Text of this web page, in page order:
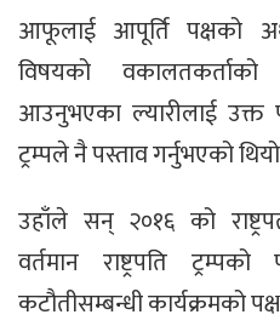
आफूलाई आपूर्ति पक्षको
विषयको
आउनुभएका ल्यारीलाई उक्त
ट्रम्पले नै पस्ताव गर्नुभएको
उहाँले सन् २०१६ को
वर्तमान राष्ट्रपति
कटौतीसम्बन्धी कार्यक्रमको